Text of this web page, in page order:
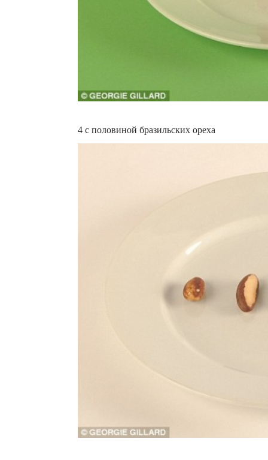
4 с половиной бразильских ореха